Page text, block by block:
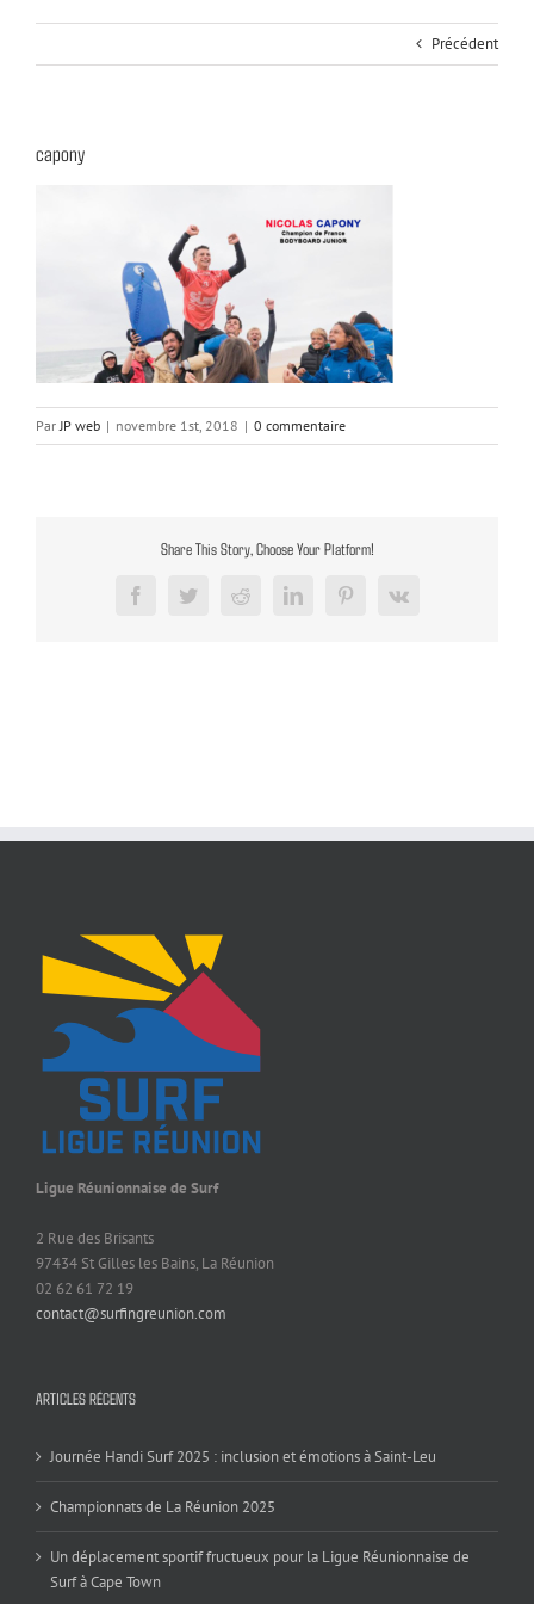
Précédent
capony
Par JP web | novembre 1st, 2018 | 0 commentaire
Share This Story, Choose Your Platform!
FacebookTwitterRedditLinkedInPinterest
Vk
Ligue Réunionnaise de Surf
2 Rue des Brisants
97434 St Gilles les Bains, La Réunion
02 62 61 72 19
contact@surfingreunion.com
ARTICLES RÉCENTS
Journée Handi Surf 2025 : inclusion et émotions à Saint-Leu
Championnats de La Réunion 2025
Un déplacement sportif fructueux pour la Ligue Réunionnaise de
Surf à Cape Town